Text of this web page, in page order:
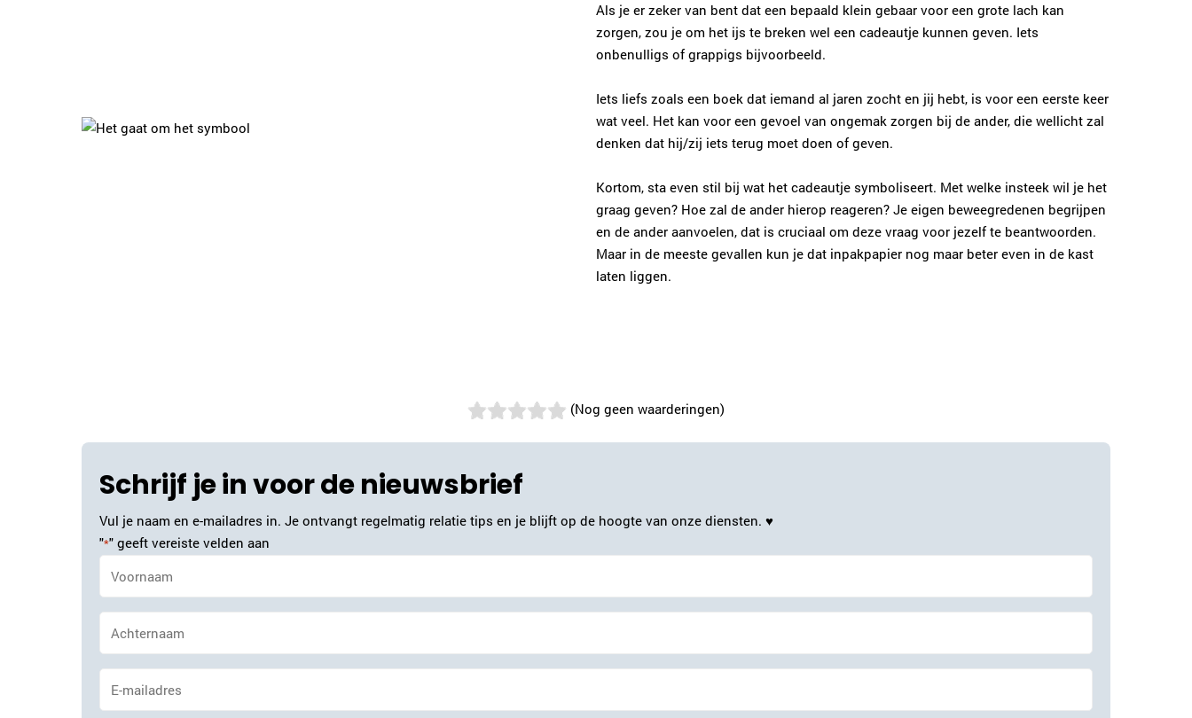
Als je er zeker van bent dat een bepaald klein gebaar voor een grote lach kan
zorgen, zou je om het ijs te breken wel een cadeautje kunnen geven. Iets
onbenulligs of grappigs bijvoorbeeld.
Iets liefs zoals een boek dat iemand al jaren zocht en jij hebt, is voor een eerste keer
wat veel. Het kan voor een gevoel van ongemak zorgen bij de ander, die wellicht zal
denken dat hij/zij iets terug moet doen of geven.
Kortom, sta even stil bij wat het cadeautje symboliseert. Met welke insteek wil je het
graag geven? Hoe zal de ander hierop reageren? Je eigen beweegredenen begrijpen
en de ander aanvoelen, dat is cruciaal om deze vraag voor jezelf te beantwoorden.
Maar in de meeste gevallen kun je dat inpakpapier nog maar beter even in de kast
laten liggen.
(Nog geen waarderingen)
Schrijf je in voor de nieuwsbrief
Vul je naam en e-mailadres in. Je ontvangt regelmatig relatie tips en je blijft op de hoogte van onze diensten. ♥
"*" geeft vereiste velden aan
mailadres